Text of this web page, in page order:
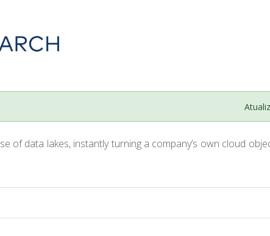
of data lakes, instantly turning a company’s own cloud